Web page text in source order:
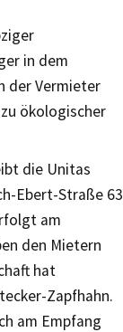
in dem
der Vermieter
ökologischer
die Unitas
Ebert-Straße 63
am
den Mietern
hat
Zapfhahn.
am Empfang